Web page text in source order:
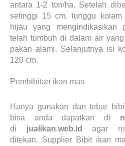
antara 1-2 ton/ha. Setelah
setinggi 15 cm. tunggu
hijau yang mengindikasikan
telah tumbuh di dalam air
pakan alami. Selanjutnya isi
120 cm.
Pembibitan ikan mas
Hanya gunakan dan tebar
bisa anda dapatkan di
di jualikan.web.id
agar
ditekan. Supplier Bibit ikan